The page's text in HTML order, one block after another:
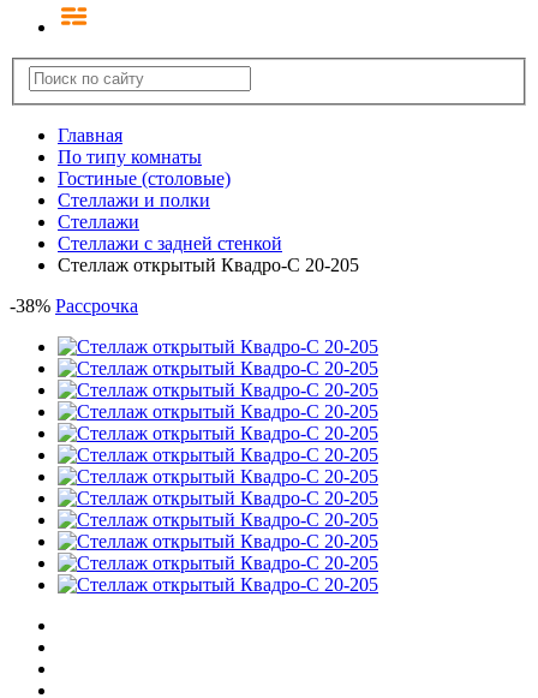
Главная
По типу комнаты
Гостиные (столовые)
Стеллажи и полки
Стеллажи
Стеллажи с задней стенкой
Стеллаж открытый Квадро-С 20-205
-38% Рассрочка